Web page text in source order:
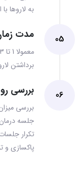
به لاروها
05 مدت
معمولا 1 تا 3 روز در زخم باقی می‌مانند
برداشتن
06 بررسی
بررسی
جلسه
تکرار
پاکسازی و